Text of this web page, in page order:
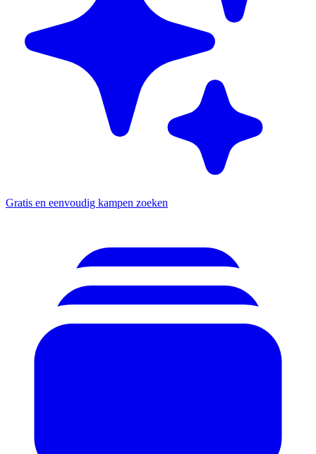
Gratis en eenvoudig kampen zoeken